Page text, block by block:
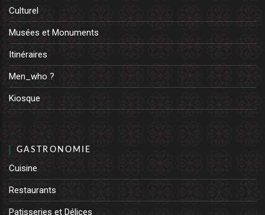
Culturel
Musées et Monuments
Itinéraires
Men_who ?
Kiosque
GASTRONOMIE
Cuisine
Restaurants
Patisseries et Délices